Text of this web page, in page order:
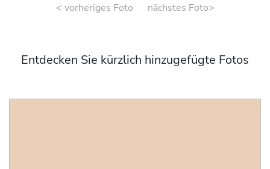
< vorheriges Foto nächstes Foto>
Entdecken Sie kürzlich hinzugefügte Fotos